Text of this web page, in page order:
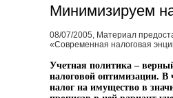
Минимизируем
08/07/2005, Материал
«Современная налоговая
Учетная политика –
налоговой оптимизации. В
налог на имущество в